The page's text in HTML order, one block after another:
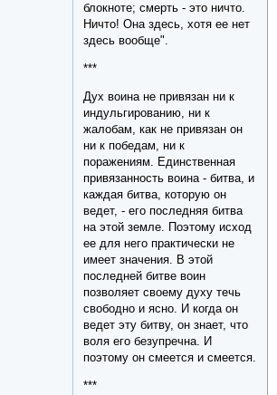
блокноте; смерть - это ничто.
Ничто! Она здесь, хотя ее нет
здесь вообще".
***
Дух воина не привязан ни к
индульгированию, ни к
жалобам, как не привязан он
ни к победам, ни к
поражениям. Единственная
привязанность воина - битва, и
каждая битва, которую он
ведет, - его последняя битва
на этой земле. Поэтому исход
ее для него практически не
имеет значения. В этой
последней битве воин
позволяет своему духу течь
свободно и ясно. И когда он
ведет эту битву, он знает, что
воля его безупречна. И
поэтому он смеется и смеется.
***